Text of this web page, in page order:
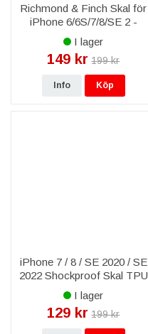
Richmond & Finch Skal för
iPhone 6/6S/7/8/SE 2 -
Blommig Marmor
I lager
149 kr 199 kr
Info Köp
iPhone 7 / 8 / SE 2020 / SE
2022 Shockproof Skal TPU
- Transparent
I lager
129 kr 199 kr